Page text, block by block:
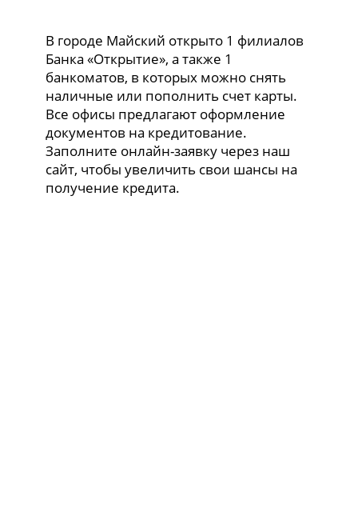
В городе Майский открыто 1 филиалов
Банка «Открытие», а также 1
банкоматов, в которых можно снять
наличные или пополнить счет карты.
Все офисы предлагают оформление
документов на кредитование.
Заполните онлайн-заявку через наш
сайт, чтобы увеличить свои шансы на
получение кредита.